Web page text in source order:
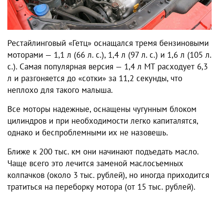
Рестайлинговый «Гетц» оснащался тремя бензиновыми
моторами — 1,1 л (66 л. с.), 1,4 л (97 л. с.) и 1,6 л (105 л.
с.). Самая популярная версия — 1,4 л МТ расходует 6,3
л и разгоняется до «сотки» за 11,2 секунды, что
неплохо для такого малыша.
Все моторы надежные, оснащены чугунным блоком
цилиндров и при необходимости легко капиталятся,
однако и беспроблемными их не назовешь.
Ближе к 200 тыс. км они начинают подъедать масло.
Чаще всего это лечится заменой маслосъемных
колпачков (около 3 тыс. рублей), но иногда приходится
тратиться на переборку мотора (от 15 тыс. рублей).